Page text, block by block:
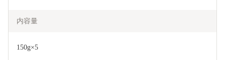
内容量
150g×5